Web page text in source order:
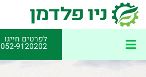
לפרטים חייגו
052-9120202